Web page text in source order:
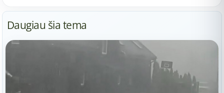
Daugiau šia tema